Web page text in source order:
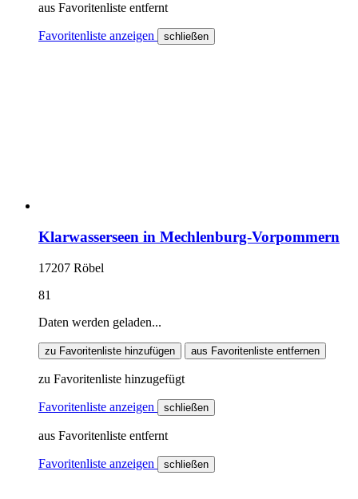
aus Favoritenliste entfernt
Favoritenliste anzeigen schließen
Klarwasserseen in Mechlenburg-Vorpommern
17207 Röbel
81
Daten werden geladen...
zu Favoritenliste hinzufügen aus Favoritenliste entfernen
zu Favoritenliste hinzugefügt
Favoritenliste anzeigen schließen
aus Favoritenliste entfernt
Favoritenliste anzeigen schließen